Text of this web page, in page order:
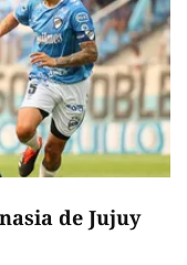
de Jujuy